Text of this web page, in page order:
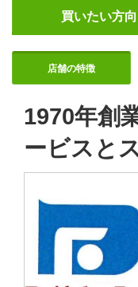
買いたい方
店舗の特徴
1970年創
ービスと